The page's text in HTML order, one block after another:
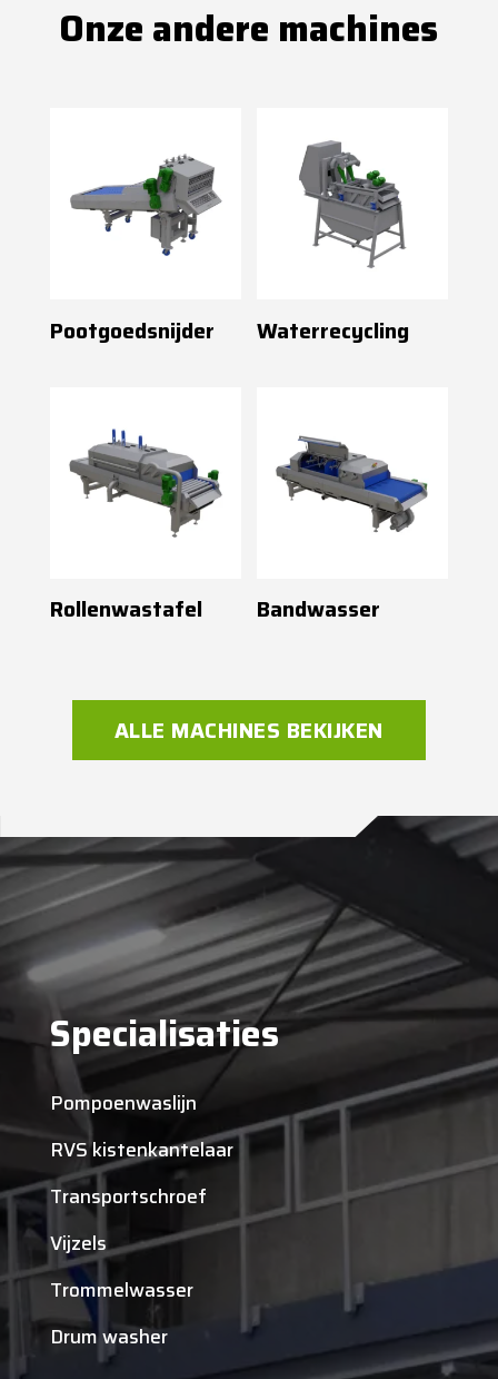
Onze andere machines
Pootgoedsnijder Waterrecycling
Rollenwastafel Bandwasser
ALLE MACHINES BEKIJKEN
Specialisaties
Pompoenwaslijn
RVS kistenkantelaar
Transportschroef
Vijzels
Trommelwasser
Drum washer